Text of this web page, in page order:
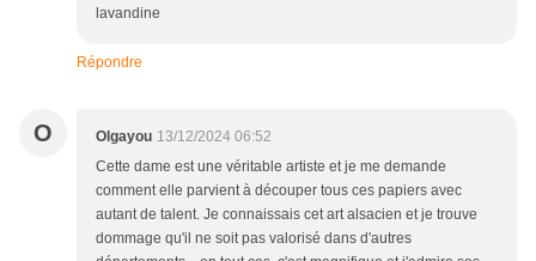
lavandine
Répondre
O Olgayou 13/12/2024 06:52
Cette dame est une véritable artiste et je me demande
comment elle parvient à découper tous ces papiers avec
autant de talent. Je connaissais cet art alsacien et je trouve
dommage qu'il ne soit pas valorisé dans d'autres